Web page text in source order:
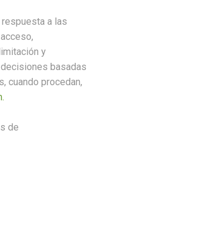
respuesta a las
y
basadas
cuando procedan,
de